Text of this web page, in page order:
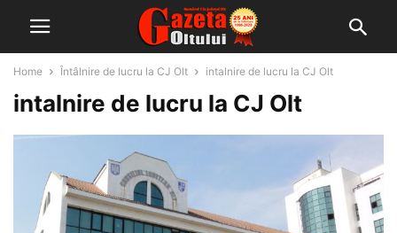
Home Întâlnire de lucru la CJ Olt intalnire de lucru la CJ Olt
intalnire de lucru la CJ Olt